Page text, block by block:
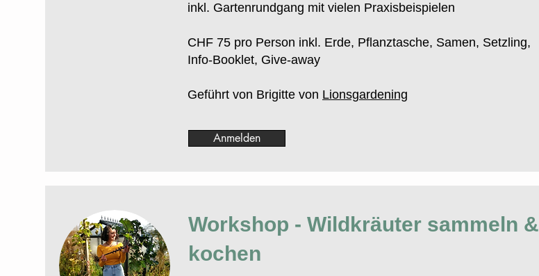
inkl. Gartenrundgang mit vielen Praxisbeispielen
CHF 75 pro Person inkl. Erde, Pflanztasche, Samen, Setzling,
Info-Booklet, Give-away
Geführt von Brigitte von Lionsgardening
Anmelden
Workshop - Wildkräuter sammeln &
kochen